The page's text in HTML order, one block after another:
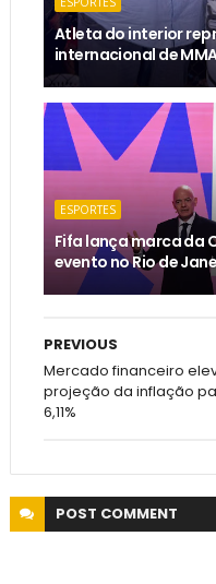
Atleta do interior
internacional de
ESPORTES
Fifa lança marca da
evento no Rio de
PREVIOUS
Mercado financeiro
projeção da inflação
6,11%
POST COMMENT